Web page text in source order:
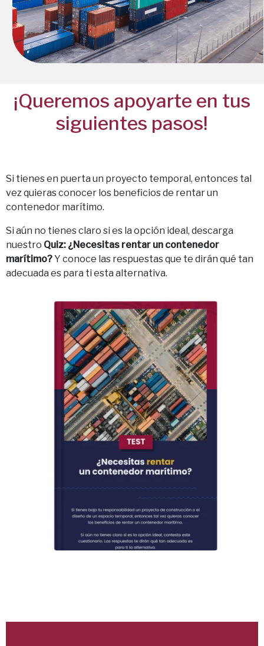
¡Queremos apoyarte en tus
siguientes pasos!
Si tienes en puerta un proyecto temporal, entonces tal
vez quieras conocer los beneficios de rentar un
contenedor marítimo.
Si aún no tienes claro si es la opción ideal, descarga
nuestro Quiz: ¿Necesitas rentar un contenedor
marítimo?Y conoce las respuestas que te dirán qué tan
adecuada es para ti esta alternativa.